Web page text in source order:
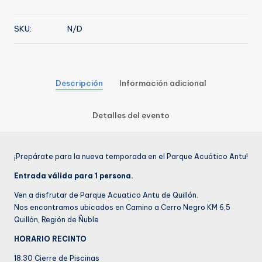
Enero
cantidad
SKU: N/D
Descripción Información adicional
Detalles del evento
¡Prepárate para la nueva temporada en el Parque Acuático Antu!
Entrada válida para 1 persona.
Ven a disfrutar de Parque Acuatico Antu de Quillón.
Nos encontramos ubicados en Camino a Cerro Negro KM 6,5
Quillón, Región de Ñuble
HORARIO RECINTO
18:30 Cierre de Piscinas